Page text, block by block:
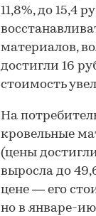
11,8%, до 15,4
материалов,
достигли 16
стоимость
На
кровельные
(цены
выросла до
цене — его
но в январе-